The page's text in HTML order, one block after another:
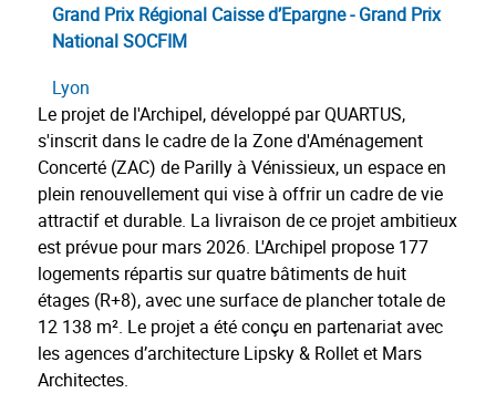
Grand Prix Régional Caisse d’Epargne - Grand Prix
National SOCFIM
Lyon
Le projet de l'Archipel, développé par QUARTUS,
s'inscrit dans le cadre de la Zone d'Aménagement
Concerté (ZAC) de Parilly à Vénissieux, un espace en
plein renouvellement qui vise à offrir un cadre de vie
attractif et durable. La livraison de ce projet ambitieux
est prévue pour mars 2026. L'Archipel propose 177
logements répartis sur quatre bâtiments de huit
étages (R+8), avec une surface de plancher totale de
12 138 m². Le projet a été conçu en partenariat avec
les agences d’architecture Lipsky & Rollet et Mars
Architectes.